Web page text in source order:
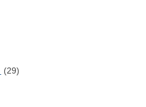
(29)